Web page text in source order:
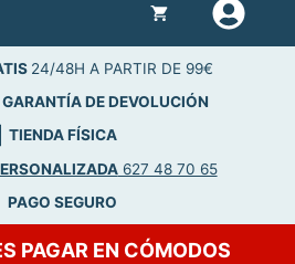
24/48H A PARTIR DE 99€
GARANTÍA DE DEVOLUCIÓN
TIENDA FÍSICA
627 48 70 65
PAGO SEGURO
PAGAR EN CÓMODOS